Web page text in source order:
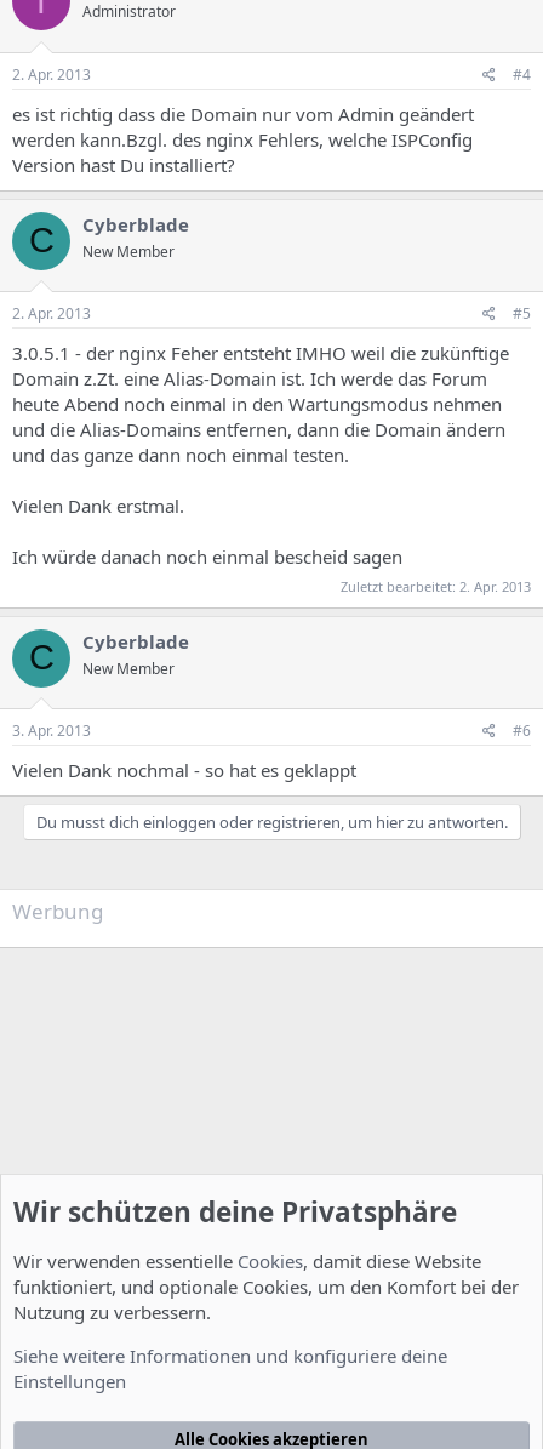
Administrator
2. Apr. 2013 #4
es ist richtig dass die Domain nur vom Admin geändert
werden kann.Bzgl. des nginx Fehlers, welche ISPConfig
Version hast Du installiert?
C Cyberblade
New Member
2. Apr. 2013 #5
3.0.5.1 - der nginx Feher entsteht IMHO weil die zukünftige
Domain z.Zt. eine Alias-Domain ist. Ich werde das Forum
heute Abend noch einmal in den Wartungsmodus nehmen
und die Alias-Domains entfernen, dann die Domain ändern
und das ganze dann noch einmal testen.
Vielen Dank erstmal.
Ich würde danach noch einmal bescheid sagen
Zuletzt bearbeitet: 2. Apr. 2013
C Cyberblade
New Member
3. Apr. 2013 #6
Vielen Dank nochmal - so hat es geklappt
Du musst dich einloggen oder registrieren, um hier zu antworten.
Werbung
Nutzungsbedingungen Datenschutzerklärung
Wir schützen deine Privatsphäre
Wir verwenden essentielle Cookies, damit diese Website
funktioniert, und optionale Cookies, um den Komfort bei der
Nutzung zu verbessern.
Siehe weitere Informationen und konfiguriere deine
Einstellungen
Alle Cookies akzeptieren